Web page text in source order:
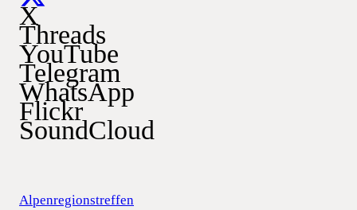
X
Threads
YouTube
Telegram
WhatsApp
Flickr
SoundCloud
Alpenregionstreffen